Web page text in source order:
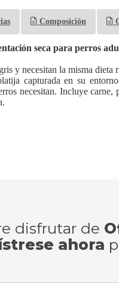
Composición
seca para perros
y necesitan la misma dieta
capturada en su
necesitan. Incluye
disfrutar de
ahora